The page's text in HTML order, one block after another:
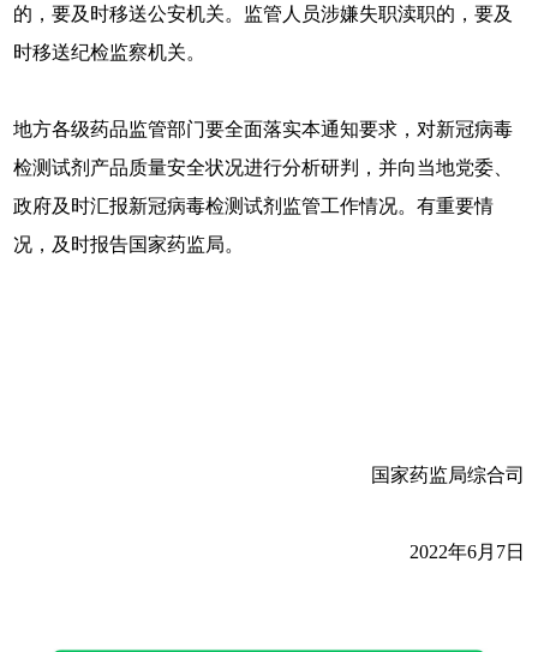
的，要及时移送公安机关。监管人员涉嫌失职渎职的，要及
时移送纪检监察机关。
地方各级药品监管部门要全面落实本通知要求，对新冠病毒
检测试剂产品质量安全状况进行分析研判，并向当地党委、
政府及时汇报新冠病毒检测试剂监管工作情况。有重要情
况，及时报告国家药监局。
国家药监局综合司
2022年6月7日